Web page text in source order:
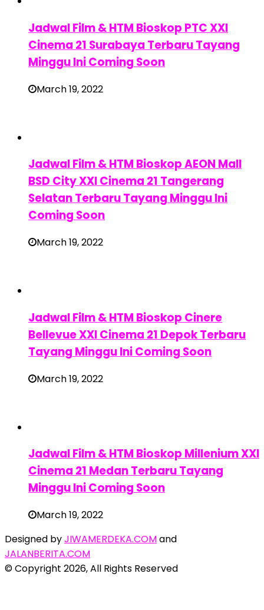
Jadwal Film & HTM Bioskop PTC XXI
Cinema 21 Surabaya Terbaru Tayang
Minggu Ini Coming Soon
March 19, 2022
Jadwal Film & HTM Bioskop AEON Mall
BSD City XXI Cinema 21 Tangerang
Selatan Terbaru Tayang Minggu Ini
Coming Soon
March 19, 2022
Jadwal Film & HTM Bioskop Cinere
Bellevue XXI Cinema 21 Depok Terbaru
Tayang Minggu Ini Coming Soon
March 19, 2022
Jadwal Film & HTM Bioskop Millenium XXI
Cinema 21 Medan Terbaru Tayang
Minggu Ini Coming Soon
March 19, 2022
Designed byJIWAMERDEKA.COMand
JALANBERITA.COM
© Copyright 2026, All Rights Reserved